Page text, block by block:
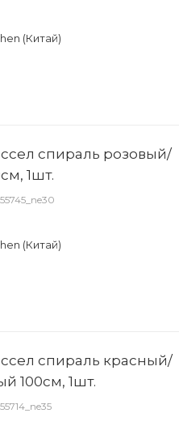
(Китай)
спираль розовый/
1шт.
(Китай)
спираль красный/
100см, 1шт.